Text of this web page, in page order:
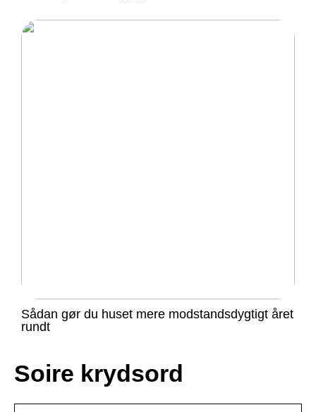
Sådan gør du huset mere modstandsdygtigt året
rundt
Soire krydsord